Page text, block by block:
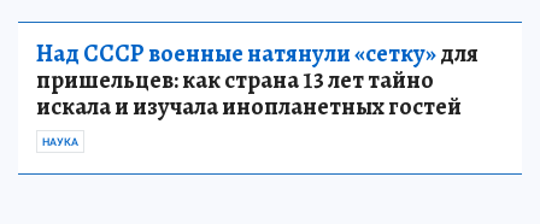
Над СССР военные натянули «сетку»для
пришельцев: как страна 13 лет тайно
искала и изучала инопланетных гостей
НАУКА